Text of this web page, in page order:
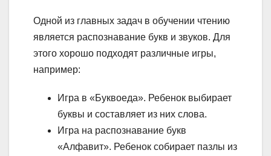
Одной из главных задач в обучении чтению
является распознавание букв и звуков. Для
этого хорошо подходят различные игры,
например:
Игра в «Буквоеда». Ребенок выбирает
буквы и составляет из них слова.
Игра на распознавание букв
«Алфавит». Ребенок собирает пазлы из